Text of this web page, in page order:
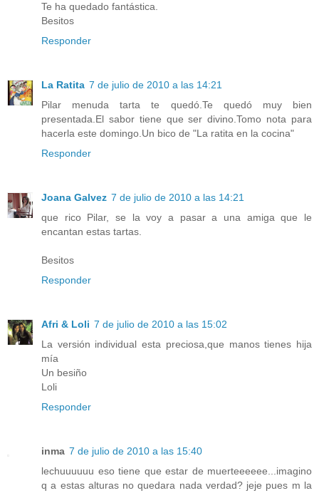
Te ha quedado fantástica.
Besitos
Responder
La Ratita 7 de julio de 2010 a las 14:21
Pilar menuda tarta te quedó.Te quedó muy bien
presentada.El sabor tiene que ser divino.Tomo nota para
hacerla este domingo.Un bico de "La ratita en la cocina"
Responder
Joana Galvez 7 de julio de 2010 a las 14:21
que rico Pilar, se la voy a pasar a una amiga que le
encantan estas tartas.
Besitos
Responder
Afri & Loli 7 de julio de 2010 a las 15:02
La versión individual esta preciosa,que manos tienes hija
mía
Un besiño
Loli
Responder
inma 7 de julio de 2010 a las 15:40
lechuuuuuu eso tiene que estar de muerteeeeee...imagino
q a estas alturas no quedara nada verdad? jeje pues m la